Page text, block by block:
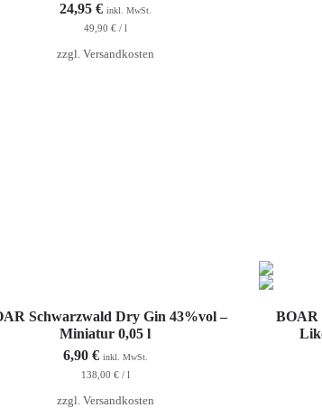
24,95 € inkl. MwSt.
49,90 €/ l
zzgl. Versandkosten
In den Warenkorb
Schwarzwald Dry Gin 43%vol –
Miniatur 0,05 l
6,90 € inkl. MwSt.
138,00 €/ l
zzgl. Versandkosten
BOAR